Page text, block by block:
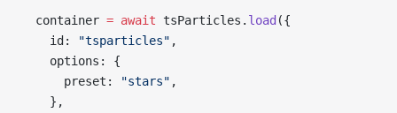
  container
= await tsParticles. load ({
    id:
"tsparticles" ,
    options: {
      preset:
"stars" ,
    },